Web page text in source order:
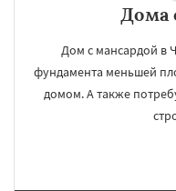
Дома
Дом с мансардой в
фундамента меньшей
домом. А также